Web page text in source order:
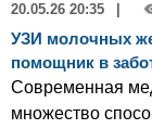
20.05.26 20:35
УЗИ молочных
помощник в
Современная
множество